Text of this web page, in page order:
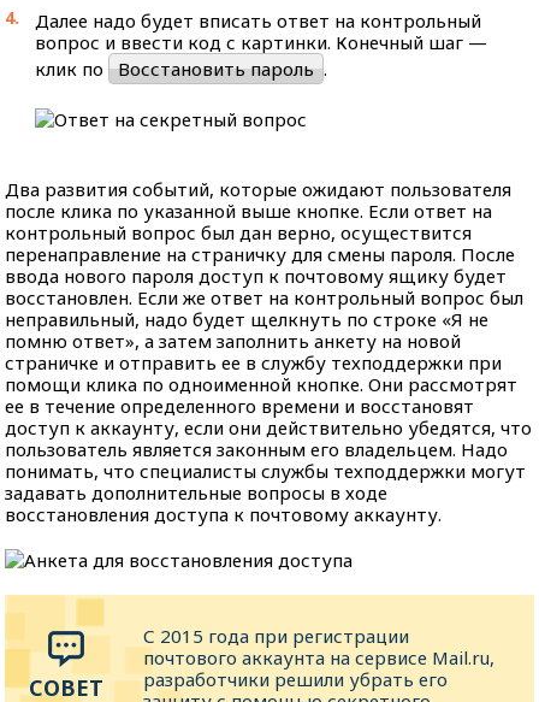
Далее надо будет вписать ответ на контрольный
вопрос и ввести код с картинки. Конечный шаг —
клик по
Восстановить пароль .
Два развития событий, которые ожидают пользователя
после клика по указанной выше кнопке. Если ответ на
контрольный вопрос был дан верно, осуществится
перенаправление на страничку для смены пароля. После
ввода нового пароля доступ к почтовому ящику будет
восстановлен. Если же ответ на контрольный вопрос был
неправильный, надо будет щелкнуть по строке «Я не
помню ответ», а затем заполнить анкету на новой
страничке и отправить ее в службу техподдержки при
помощи клика по одноименной кнопке. Они рассмотрят
ее в течение определенного времени и восстановят
доступ к аккаунту, если они действительно убедятся, что
пользователь является законным его владельцем. Надо
понимать, что специалисты службы техподдержки могут
задавать дополнительные вопросы в ходе
восстановления доступа к почтовому аккаунту.
С 2015 года при регистрации
почтового аккаунта на сервисе Mail.ru,
разработчики решили убрать его